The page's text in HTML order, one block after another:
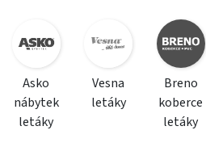
Asko
nábytek
letáky
Vesna
letáky
Breno
koberce
letáky